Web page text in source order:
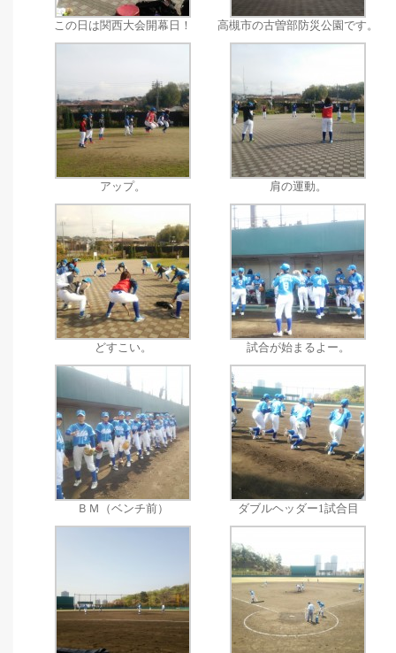
この日は関西大会開幕日！ 高槻市の古曽部防災公園です。
アップ。 肩の運動。
どすこい。 試合が始まるよー。
ＢＭ（ベンチ前） ダブルヘッダー1試合目